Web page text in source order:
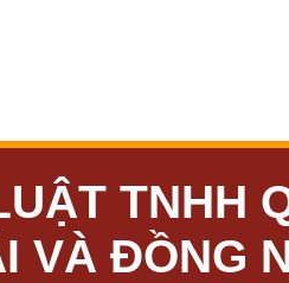
TNHH
VÀ ĐỒNG